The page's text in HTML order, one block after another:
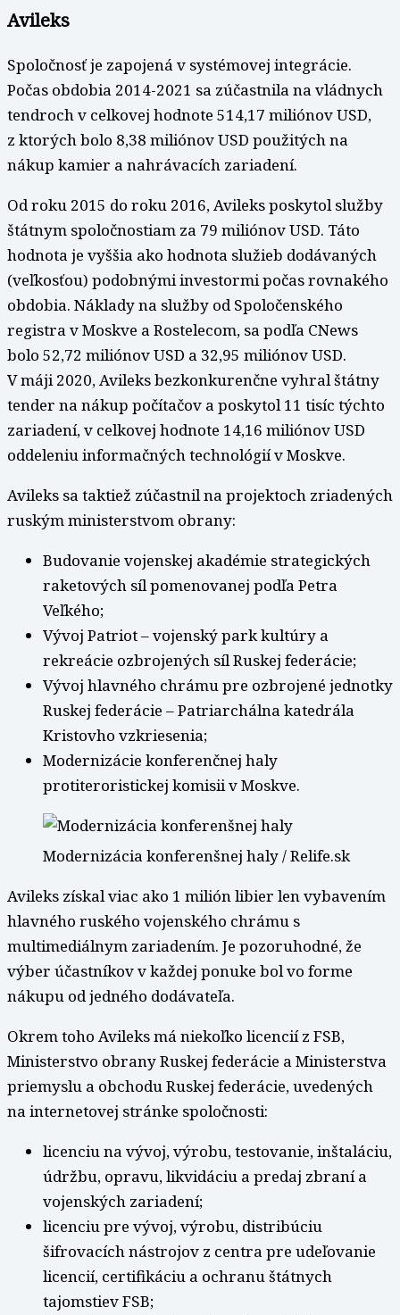
Avileks
Spoločnosť je zapojená v systémovej integrácie.
Počas obdobia 2014-2021 sa zúčastnila na vládnych
tendroch v celkovej hodnote 514,17 miliónov USD,
z ktorých bolo 8,38 miliónov USD použitých na
nákup kamier a nahrávacích zariadení.
Od roku 2015 do roku 2016, Avileks poskytol služby
štátnym spoločnostiam za 79 miliónov USD. Táto
hodnota je vyššia ako hodnota služieb dodávaných
(veľkosťou) podobnými investormi počas rovnakého
obdobia. Náklady na služby od Spoločenského
registra v Moskve a Rostelecom, sa podľa CNews
bolo 52,72 miliónov USD a 32,95 miliónov USD.
V máji 2020, Avileks bezkonkurenčne vyhral štátny
tender na nákup počítačov a poskytol 11 tisíc týchto
zariadení, v celkovej hodnote 14,16 miliónov USD
oddeleniu informačných technológií v Moskve.
Avileks sa taktiež zúčastnil na projektoch zriadených
ruským ministerstvom obrany:
Budovanie vojenskej akadémie strategických
raketových síl pomenovanej podľa Petra
Veľkého;
Vývoj Patriot – vojenský park kultúry a
rekreácie ozbrojených síl Ruskej federácie;
Vývoj hlavného chrámu pre ozbrojené jednotky
Ruskej federácie – Patriarchálna katedrála
Kristovho vzkriesenia;
Modernizácie konferenčnej haly
protiteroristickej komisii v Moskve.
Modernizácia konferenšnej haly / Relife.sk
Avileks získal viac ako 1 milión libier len vybavením
hlavného ruského vojenského chrámu s
multimediálnym zariadením. Je pozoruhodné, že
výber účastníkov v každej ponuke bol vo forme
nákupu od jedného dodávateľa.
Okrem toho Avileks má niekoľko licencií z FSB,
Ministerstvo obrany Ruskej federácie a Ministerstva
priemyslu a obchodu Ruskej federácie, uvedených
na internetovej stránke spoločnosti:
licenciu na vývoj, výrobu, testovanie, inštaláciu,
údržbu, opravu, likvidáciu a predaj zbraní a
vojenských zariadení;
licenciu pre vývoj, výrobu, distribúciu
šifrovacích nástrojov z centra pre udeľovanie
licencií, certifikáciu a ochranu štátnych
tajomstiev FSB;